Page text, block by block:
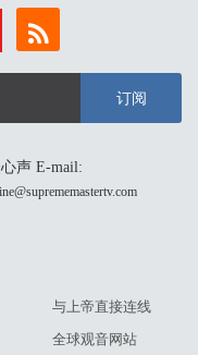
订阅
声 E-mail:
与上帝直接连线
全球观音网站